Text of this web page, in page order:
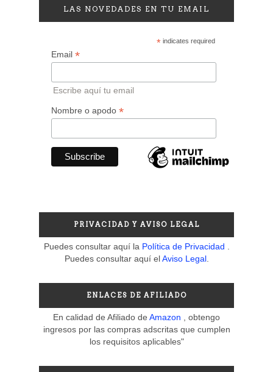
LAS NOVEDADES EN TU EMAIL
*indicates required
Email *
Escribe aquí tu email
Nombre o apodo *
PRIVACIDAD Y AVISO LEGAL
Puedes consultar aquí la Política de Privacidad
Puedes consultar aquí elAviso Legal.
ENLACES DE AFILIADO
En calidad de Afiliado de Amazon
, obtengo
ingresos por las compras adscritas que cumplen
los requisitos aplicables"